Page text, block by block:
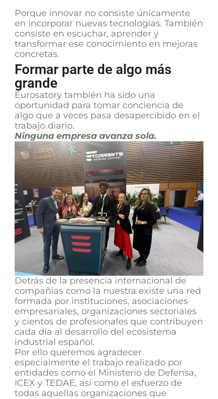
Porque innovar no consiste únicamente
en incorporar nuevas tecnologías. También
consiste en escuchar, aprender y
transformar ese conocimiento en mejoras
concretas.
Formar parte de algo más
grande
Eurosatory también ha sido una
oportunidad para tomar conciencia de
algo que a veces pasa desapercibido en el
trabajo diario.
Ninguna empresa avanza sola.
Detrás de la presencia internacional de
compañías como la nuestra existe una red
formada por instituciones, asociaciones
empresariales, organizaciones sectoriales
y cientos de profesionales que contribuyen
cada día al desarrollo del ecosistema
industrial español.
Por ello queremos agradecer
especialmente el trabajo realizado por
entidades como el Ministerio de Defensa,
ICEX y TEDAE, así como el esfuerzo de
todas aquellas organizaciones que